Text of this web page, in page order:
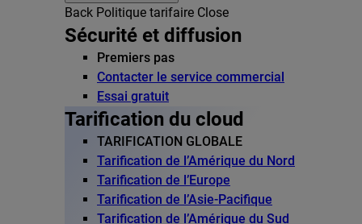
Back Politique tarifaire Close
Sécurité et diffusion
Premiers pas
Contacter le service commercial
Essai gratuit
Tarification du cloud
TARIFICATION GLOBALE
Tarification de l’Amérique du Nord
Tarification de l’Europe
Tarification de l’Asie-Pacifique
Tarification de l’Amérique du Sud